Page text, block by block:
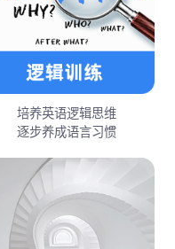
培养英语逻辑思维
逐步养成语言习惯